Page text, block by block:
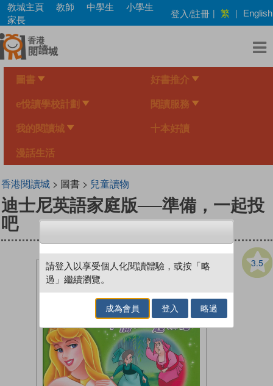
Skip
main
content
教城主頁 教師 中學生
小學生
家長
登入/註冊 | 繁 | English
圖書 好書推介
e悅讀學校計劃 閱讀服務
我的閱讀城 十本好讀
漫話生活
香港閱讀城> 圖書 > 兒童讀物
迪士尼英語家庭版──準備，一起投
吧
3.5
請登入以享受個人化閱讀體驗，或按「略
過」繼續瀏覽。
成為會員 登入 略過